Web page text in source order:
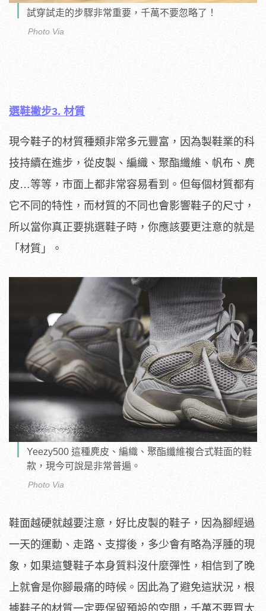
試穿試走的步驟非常重要，千萬不要忽略了！
Photo Via
選鞋撇步3. 材質
現今鞋子的材質種類非常多元豐富，因為製鞋業的科
技持續在進步，從皮製、編織、聚酯纖維、帆布、麂
皮…等等，市面上都非常容易看到。但每個材質都有
它不同的特性，而材質的不同也會影響鞋子的尺寸，
所以當你真正要挑選鞋子時，你應該要更注意的就是
「材質」。
Yeezy500 這種麂皮、編織、聚酯纖維複合式鞋面的鞋
款，現今可說是非常普遍。
Photo Via
鞋面越硬就越要注意，好比皮製的鞋子，因為腳經過
一天的運動、走路、支撐後，多少會有略為浮腫的現
象，如果這雙鞋子本身質料沒什麼彈性，相信到了晚
上就會是你腳最痛的時候。因此為了避免這狀況，根